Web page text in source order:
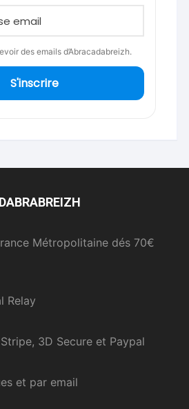
des emails d’Abracadabreizh.
S'inscrire
Métropolitaine dés 70€
Relay
3D Secure et Paypal
et par email